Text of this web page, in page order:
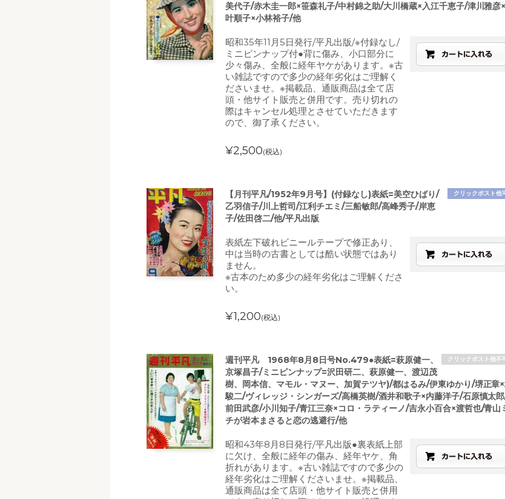
美代子/赤木圭一郎×笹森礼子/中村錦之助/大川橋蔵×入江千恵子/津川雅彦×
叶順子×小林裕子/他
昭和35年11月5日発行/平凡出版/※付録なし/
ミニピンナップ付●背に傷み、小口部分に
少々傷み、全般に経年ヤケがあります。※古
い雑誌ですので多少の経年劣化はご理解く
ださいませ。※掲載品、通販商品は全て店
頭・他サイト販売と併用です。売り切れの
際はキャンセル処理とさせていただきます
ので、御了承ください。
¥2,500(税込)
クリックポスト他
【月刊平凡/1952年9月号】(付録なし)表紙=美空ひばり/
乙羽信子/川上哲司/江利チエミ/三船敏郎/高峰秀子/岸恵
子/佐田啓二/他/平凡出版
表紙左下破れビニールテープで修正あり、
中は当時の古書としては酷い状態ではあり
ません。
※古本のため多少の経年劣化はご理解くださ
い。
¥1,200(税込)
クリックポスト他不
週刊平凡 1968年8月8日号No.479●表紙=萩原健一、
京塚昌子/ミニピンナップ=沢田研二、萩原健一、渡辺茂
樹、岡本信、マモル・マヌー、加賀テツヤ)/都はるみ/伊東ゆかり/堺正章
駿二/ヴィレッジ・シンガーズ/高橋英樹/酒井和歌子×内藤洋子/石原慎太
前田武彦/小川知子/青江三奈×コロ・ラティーノ/吉永小百合×渡哲也/青山
チが岩本まさると恋の逃避行/他
昭和43年8月8日発行/平凡出版●裏表紙上部
に欠け、全般に経年の傷み、経年ヤケ、角
折れがあります。※古い雑誌ですので多少の
経年劣化はご理解くださいませ。※掲載品、
通販商品は全て店頭・他サイト販売と併用